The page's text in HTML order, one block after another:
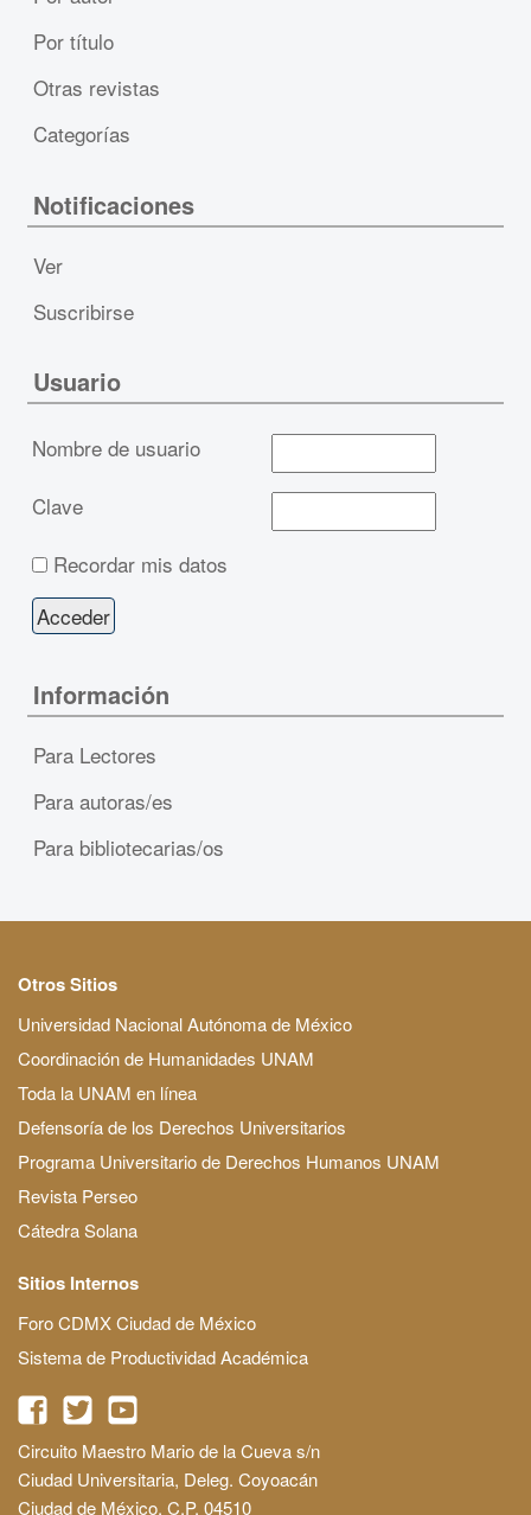
Por título
Otras revistas
Categorías
Notificaciones
Ver
Suscribirse
Usuario
Nombre de usuario
Clave
Recordar mis datos
Información
Para Lectores
Para autoras/es
Para bibliotecarias/os
Otros Sitios
Universidad Nacional Autónoma de México
Coordinación de Humanidades UNAM
Toda la UNAM en línea
Defensoría de los Derechos Universitarios
Programa Universitario de Derechos Humanos UNAM
Revista Perseo
Cátedra Solana
Sitios Internos
Foro CDMX Ciudad de México
Sistema de Productividad Académica
Circuito Maestro Mario de la Cueva s/n
Ciudad Universitaria, Deleg. Coyoacán
Ciudad de México, C.P. 04510